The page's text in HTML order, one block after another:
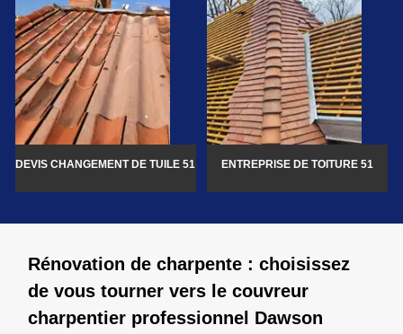
DEVIS CHANGEMENT DE TUILE 51 ENTREPRISE DE TOITURE 51
Rénovation de charpente : choisissez
de vous tourner vers le couvreur
charpentier professionnel Dawson